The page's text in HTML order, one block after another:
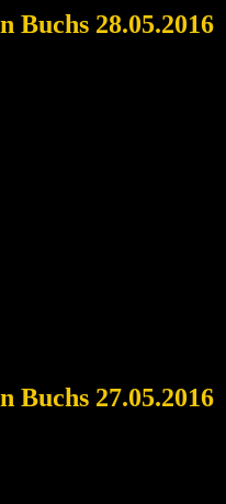
Buchs 28.05.2016
Buchs 27.05.2016